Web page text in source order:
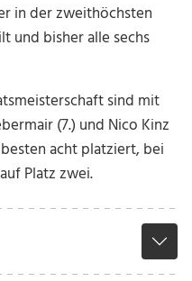
in der zweithöchsten
und bisher alle sechs
sind mit
(7.) und Nico Kinz
acht platziert, bei
Platz zwei.